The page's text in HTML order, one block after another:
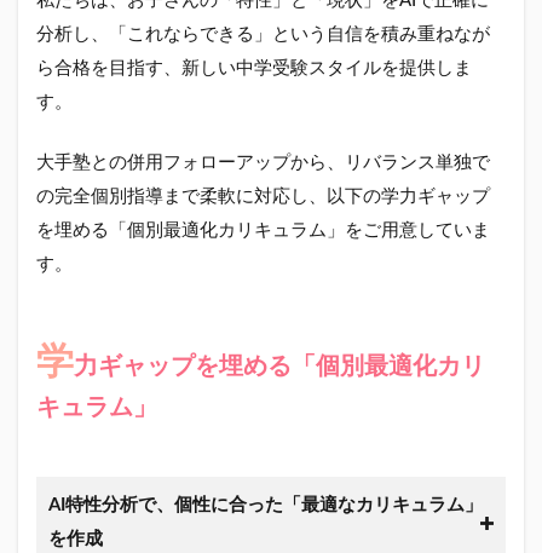
分析し、「これならできる」という自信を積み重ねなが
ら合格を目指す、新しい中学受験スタイルを提供しま
す。
大手塾との併用フォローアップから、リバランス単独で
の完全個別指導まで柔軟に対応し、以下の学力ギャップ
を埋める「個別最適化カリキュラム」をご用意していま
す。
学力ギャップを埋める「個別最適化カリ
キュラム」
AI特性分析で、個性に合った「最適なカリキュラム」
を作成